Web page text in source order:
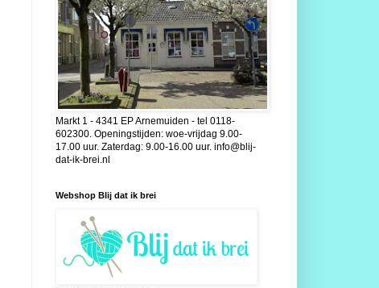
Markt 1 - 4341 EP Arnemuiden - tel 0118-
602300. Openingstijden: woe-vrijdag 9.00-
17.00 uur. Zaterdag: 9.00-16.00 uur. info@blij-
dat-ik-brei.nl
Webshop Blij dat ik brei